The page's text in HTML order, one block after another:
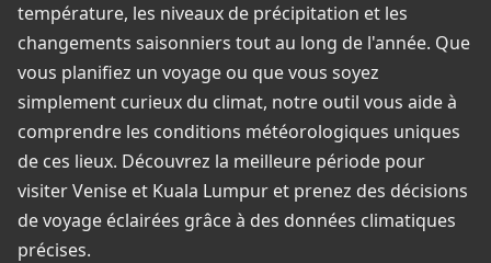
température, les niveaux de précipitation et les
changements saisonniers tout au long de l'année. Que
vous planifiez un voyage ou que vous soyez
simplement curieux du climat, notre outil vous aide à
comprendre les conditions météorologiques uniques
de ces lieux. Découvrez la meilleure période pour
visiter Venise et Kuala Lumpur et prenez des décisions
de voyage éclairées grâce à des données climatiques
précises.